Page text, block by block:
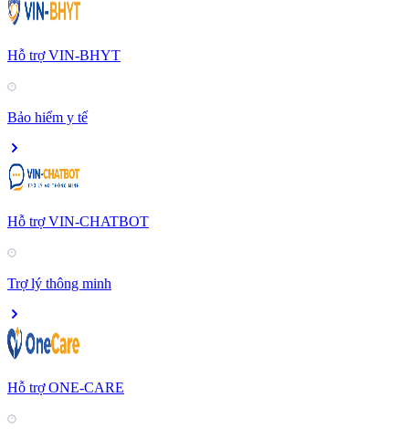
Hỗ trợ VIN-BHYT
Bảo hiểm y tế
Hỗ trợ VIN-CHATBOT
Trợ lý thông minh
Hỗ trợ ONE-CARE